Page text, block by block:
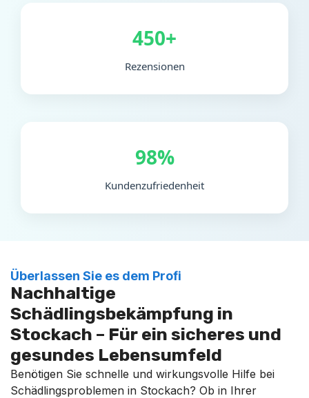
450+
Rezensionen
98%
Kundenzufriedenheit
Überlassen Sie es dem Profi
Nachhaltige
Schädlingsbekämpfung in
Stockach – Für ein sicheres und
gesundes Lebensumfeld
Benötigen Sie schnelle und wirkungsvolle Hilfe bei
Schädlingsproblemen in Stockach? Ob in Ihrer